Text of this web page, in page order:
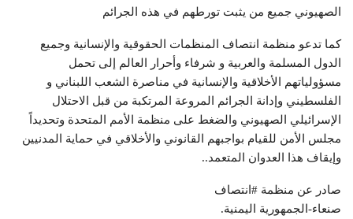
الصهيوني جميع من يثبت تورطهم في هذه الجرائم
كما تدعو منظمة انتصاف المنظمات الحقوقية والإنسانية وجميع
الدول المسلمة والعربية و شرفاء وأحرار العالم إلى تحمل
مسؤولياتهم الأخلاقية والإنسانية في مناصرة الشعب اللبناني و
الفلسطيني وإدانة الجرائم المروعة المرتكبة من قبل الاحتلال
الإسرائيلي الصهيوني والضغط على منظمة الأمم المتحدة وتحديداً
مجلس الأمن للقيام بواجبهم القانوني والأخلاقي في حماية المدنيين
وإيقاف هذا العدوان المتعمد..
صادر عن منظمة #انتصاف
صنعاء-الجمهورية اليمنية.